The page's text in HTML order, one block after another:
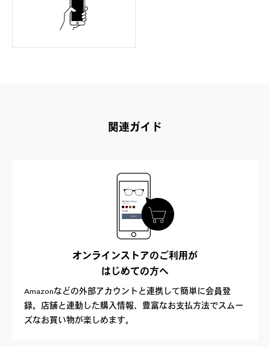
関連ガイド
オンラインストアのご利用が
はじめての方へ
Amazonなどの外部アカウントと連携して簡単に会員登
録。店舗と連動した購入情報、豊富なお支払方法でスムー
ズなお買い物が楽しめます。